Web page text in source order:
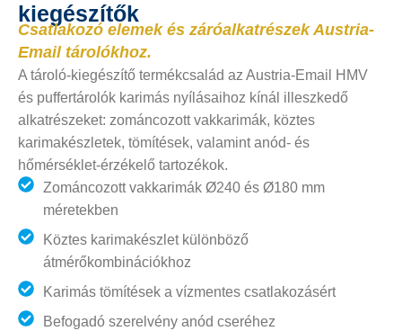
kiegészítők
Csatlakozó elemek és záróalkatrészek Austria-
Email tárolókhoz.
A tároló-kiegészítő termékcsalád az Austria-Email HMV
és puffertárolók karimás nyílásaihoz kínál illeszkedő
alkatrészeket: zománcozott vakkarimák, köztes
karimakészletek, tömítések, valamint anód- és
hőmérséklet-érzékelő tartozékok.
Zománcozott vakkarimák Ø240 és Ø180 mm
méretekben
Köztes karimakészlet különböző
átmérőkombinációkhoz
Karimás tömítések a vízmentes csatlakozásért
Befogadó szerelvény anód cseréhez